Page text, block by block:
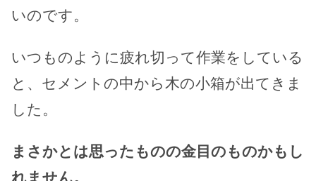
いのです。
いつものように疲れ切って作業をしている
と、セメントの中から木の小箱が出てきま
した。
まさかとは思ったものの金目のものかもし
れません。